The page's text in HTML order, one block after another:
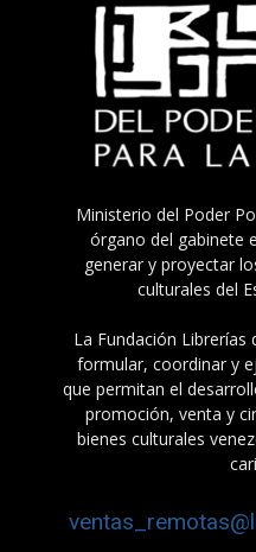
Ministerio del Poder
órgano del gabinete
generar y proyectar
culturales del
La Fundación
formular, coordinar y
que permitan el
promoción, venta y
bienes culturales